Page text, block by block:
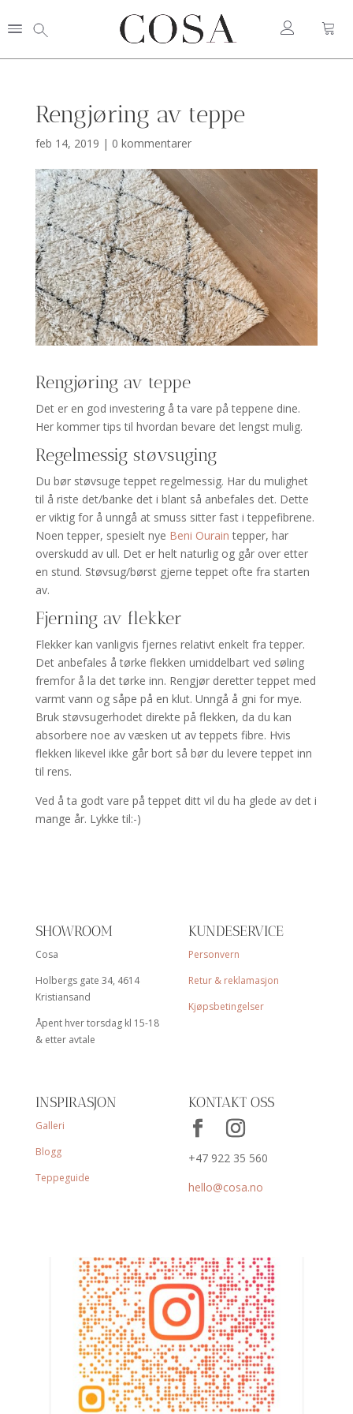
Rengjøring av teppe
feb 14, 2019 | 0 kommentarer
Rengjøring av teppe
Det er en god investering å ta vare på teppene dine.
Her kommer tips til hvordan bevare det lengst mulig.
Regelmessig støvsuging
Du bør støvsuge teppet regelmessig. Har du mulighet
til å riste det/banke det i blant så anbefales det. Dette
er viktig for å unngå at smuss sitter fast i teppefibrene.
Noen tepper, spesielt nye Beni Ourain tepper, har
overskudd av ull. Det er helt naturlig og går over etter
en stund. Støvsug/børst gjerne teppet ofte fra starten
av.
Fjerning av flekker
Flekker kan vanligvis fjernes relativt enkelt fra tepper.
Det anbefales å tørke flekken umiddelbart ved søling
fremfor å la det tørke inn. Rengjør deretter teppet med
varmt vann og såpe på en klut. Unngå å gni for mye.
Bruk støvsugerhodet direkte på flekken, da du kan
absorbere noe av væsken ut av teppets fibre. Hvis
flekken likevel ikke går bort så bør du levere teppet inn
til rens.
Ved å ta godt vare på teppet ditt vil du ha glede av det i
mange år. Lykke til:-)
SHOWROOM
Cosa
Holbergs gate 34, 4614
Kristiansand
Åpent hver torsdag kl 15-18
& etter avtale
KUNDESERVICE
Personvern
Retur & reklamasjon
Kjøpsbetingelser
INSPIRASJON
Galleri
Blogg
Teppeguide
KONTAKT OSS
+47 922 35 560
hello@cosa.no